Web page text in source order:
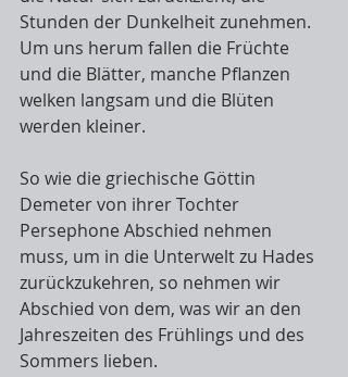
Stunden der Dunkelheit zunehmen.
Um uns herum fallen die Früchte
und die Blätter, manche Pflanzen
welken langsam und die Blüten
werden kleiner.
So wie die griechische Göttin
Demeter von ihrer Tochter
Persephone Abschied nehmen
muss, um in die Unterwelt zu Hades
zurückzukehren, so nehmen wir
Abschied von dem, was wir an den
Jahreszeiten des Frühlings und des
Sommers lieben.